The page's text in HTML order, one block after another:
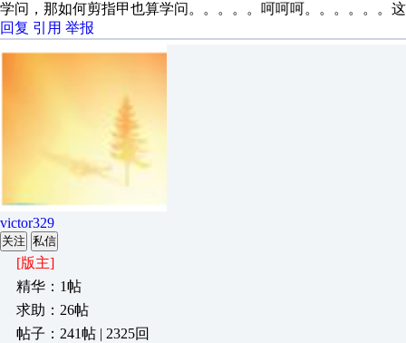
学问，那如何剪指甲也算学问。。。。。呵呵呵。。。。。。
回复 引用 举报
victor329
关注 私信
[版主]
精华：1帖
求助：26帖
帖子：241帖 | 2325回